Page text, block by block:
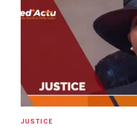
JUSTICE